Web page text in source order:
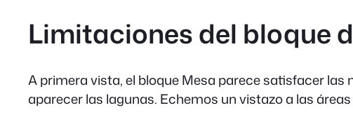
Limitaciones del bloque
A primera vista, el bloque Mesa parece satisfacer
aparecer las lagunas. Echemos un vistazo a las